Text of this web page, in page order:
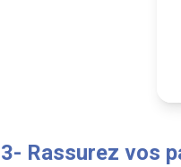
3- Rassurez vos